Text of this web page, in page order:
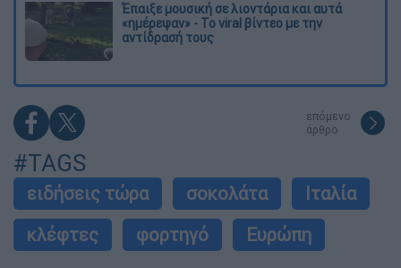
Έπαιξε μουσική σε λιοντάρια και αυτά
«ημέρεψαν» - Το viral βίντεο με την
αντίδρασή τους
επόμενο
άρθρο
#TAGS
ειδήσεις τώρα σοκολάτα
Ιταλία
κλέφτες
φορτηγό Ευρώπη